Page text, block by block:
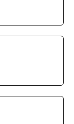
DALI